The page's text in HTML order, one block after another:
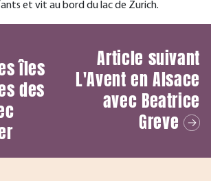
et vit au bord du lac de Zurich.
îles
des
Article suivant
L'Avent en Alsace
avec Beatrice
Greve